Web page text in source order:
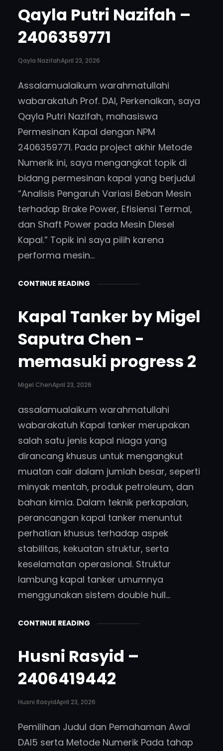
Qayla Putri Nazifah –
2406359771
Qayla NazifahApril 23, 2026
Assalamualaikum warahmatullahi
wabarakatuh Prof. DAI, Perkenalkan, saya
Qayla Putri Nazifah, mahasiswa
Permesinan Kapal dengan NPM
2406359771. Pada project akhir Metode
Numerik ini, saya mengangkat topik di
bidang permesinan kapal yang berjudul
“Analisis Pengaruh Variasi Beban Mesin
terhadap Brake Power, Efisiensi Termal,
dan Shaft Power pada Mesin Diesel
Kapal.” Topik ini saya pilih karena
performa mesin…
CONTINUE READING
Kapal Tanker by Migel
Saputra Chen -
memasuki progress 2
Migel ChenApril 23, 2026
assalamualaikum warahmatullahi
wabarakatuh Kapal tanker merupakan
salah satu jenis kapal niaga yang
dirancang khusus untuk mengangkut
muatan cair dalam jumlah besar, seperti
minyak mentah, produk petroleum, dan
bahan kimia. Dalam teknik perkapalan,
perancangan kapal tanker menuntut
perhatian khusus terhadap aspek
stabilitas, kekuatan struktur, serta
keselamatan operasional. Struktur
lambung kapal tanker umumnya
menggunakan sistem double hull…
CONTINUE READING
Husni Rasyid –
2406419442
Husni RasyidApril 23, 2026
Pemilihan Judul dan Pemahaman Awal
DAI5 serta Metode Numerik Pada tahap